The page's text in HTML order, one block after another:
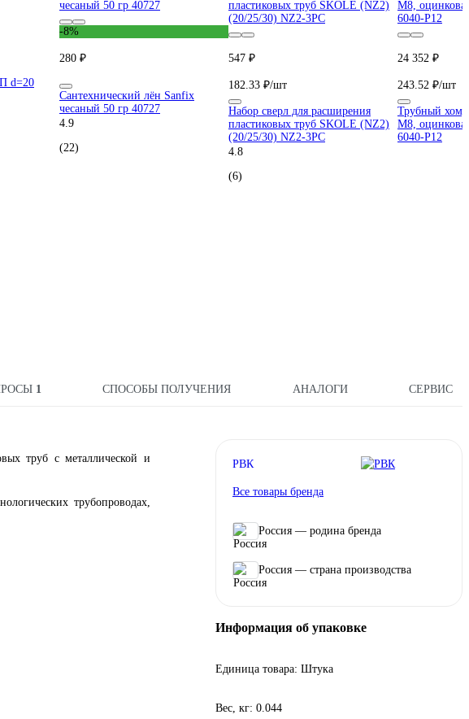
d=20
-8%
280 ₽
Сантехнический лён Sanfix
чесаный 50 гр 40727
4.9
(22)
547 ₽
182.33 ₽/шт
Набор сверл для расширения
пластиковых труб SKOLE (NZ2)
(20/25/30) NZ2-3PC
4.8
(6)
24 352 ₽
243.52 ₽/шт
Трубный
М8,
6040-P12
1 СПОСОБЫ ПОЛУЧЕНИЯ АНАЛОГИ СЕРВИС
труб с металлической и
трубопроводах,
РВК
Все товары бренда
Россия — родина бренда
Россия — страна производства
Информация об упаковке
Единица товара: Штука
Вес, кг: 0.044